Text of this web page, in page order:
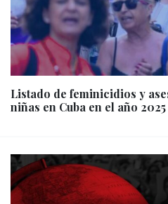
Listado de feminicidios y
niñas en Cuba en el año 2025